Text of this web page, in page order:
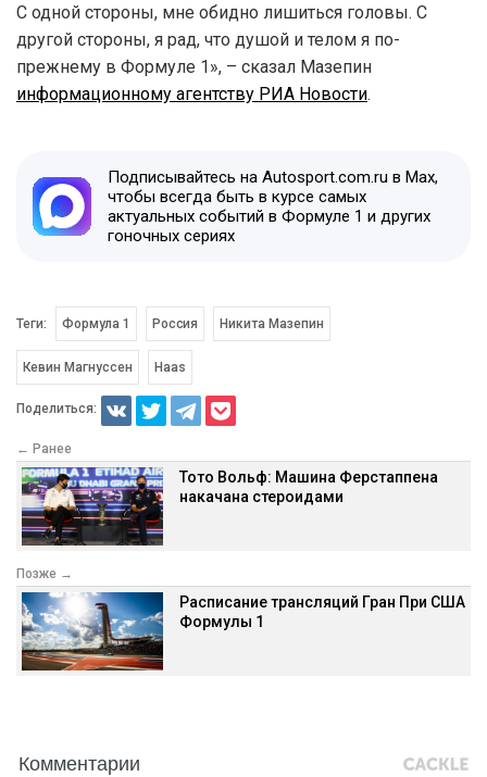
С одной стороны, мне обидно лишиться головы. С
другой стороны, я рад, что душой и телом я по-
прежнему в Формуле 1», – сказал Мазепин
информационному агентству РИА Новости.
Подписывайтесь на Autosport.com.ru в Max,
чтобы всегда быть в курсе самых
актуальных событий в Формуле 1 и других
гоночных сериях
Теги: Формула 1 Россия Никита Мазепин
Кевин Магнуссен Haas
Поделиться:
← Ранее
Тото Вольф: Машина Ферстаппена
накачана стероидами
Позже →
Расписание трансляций Гран При США
Формулы 1
Комментарии